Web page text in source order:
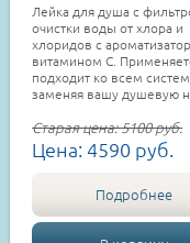
Лейка для душа с
очистки воды от хлора и
хлоридов с
витамином С.
подходит ко всем
заменяя вашу душевую
Старая цена:5100руб.
Цена: 4590 руб.
Подробнее